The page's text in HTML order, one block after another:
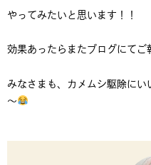
やってみたいと思います！！
効果あったらまたブログにてご
みなさまも、カメムシ駆除に
～